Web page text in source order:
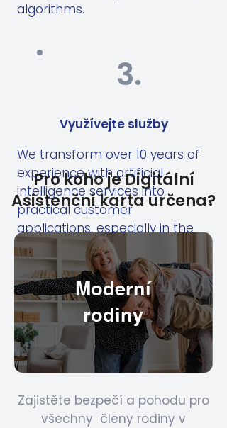
algorithms.
3.
Využívejte služby
We transform over 10 years of
experience with artificial
intelligence services into
practical customer
applications, especially in the
field of NLP, image / stream
recognition and personalization
algorithms.
Pro koho je Digitální
Asistenční karta určena?
Moderní
rodiny
Zajistěte bezpečí a pohodu pro
všechny členy rodiny v